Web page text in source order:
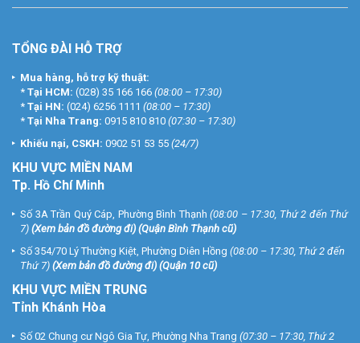
TỔNG ĐÀI HỖ TRỢ
Mua hàng, hỗ trợ kỹ thuật:
* Tại HCM: (028) 35 166 166 (08:00 – 17:30)
* Tại HN: (024) 6256 1111 (08:00 – 17:30)
* Tại Nha Trang: 0915 810 810 (07:30 – 17:30)
Khiếu nại, CSKH: 0902 51 53 55 (24/7)
KHU VỰC MIỀN NAM
Tp. Hồ Chí Minh
Số 3A Trần Quý Cáp, Phường Bình Thạnh (08:00 – 17:30, Thứ 2 đến Thứ
7) (Xem bản đồ đường đi) (Quận Bình Thạnh cũ)
Số 354/70 Lý Thường Kiệt, Phường Diên Hồng (08:00 – 17:30, Thứ 2 đến
Thứ 7) (Xem bản đồ đường đi) (Quận 10 cũ)
KHU VỰC MIỀN TRUNG
Tỉnh Khánh Hòa
Số 02 Chung cư Ngô Gia Tự, Phường Nha Trang (07:30 – 17:30, Thứ 2